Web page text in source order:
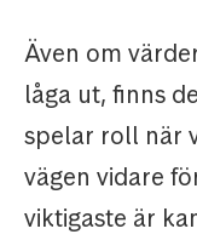
Även om
låga ut, finns
spelar roll när
vägen vidare
viktigaste är